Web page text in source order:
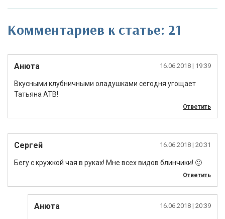
Комментариев к статье: 21
Анюта 16.06.2018 | 19:39
Вкусными клубничными оладушками сегодня угощает
Татьяна АТВ!
Ответить
Сергей 16.06.2018 | 20:31
Бегу с кружкой чая в руках! Мне всех видов блинчики! 🙂
Ответить
Анюта 16.06.2018 | 20:39